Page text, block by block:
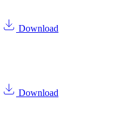
Download
Download